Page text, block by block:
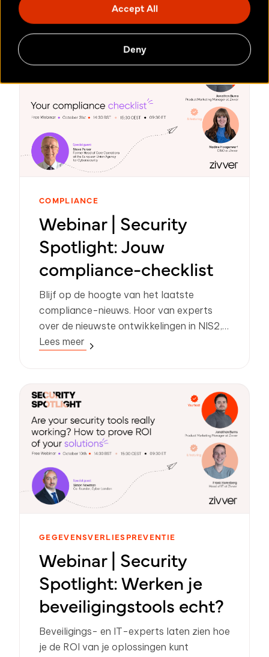
Accept All
Deny
COMPLIANCE
Webinar | Security
Spotlight: Jouw
compliance-checklist
Blijf op de hoogte van het laatste
compliance-nieuws. Hoor van experts
over de nieuwste ontwikkelingen in NIS2,
DORA en meer.
Lees meer
GEGEVENSVERLIESPREVENTIE
Webinar | Security
Spotlight: Werken je
beveiligingstools echt?
Beveiligings- en IT-experts laten zien hoe
je de ROI van je oplossingen kunt